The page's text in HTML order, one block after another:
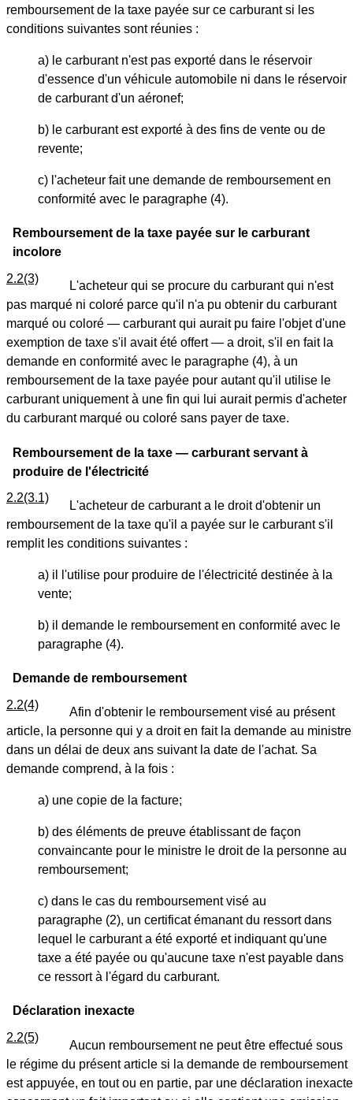
remboursement de la taxe payée sur ce carburant si les
conditions suivantes sont réunies :
a) le carburant n'est pas exporté dans le réservoir
d'essence d'un véhicule automobile ni dans le réservoir
de carburant d'un aéronef;
b) le carburant est exporté à des fins de vente ou de
revente;
c) l'acheteur fait une demande de remboursement en
conformité avec le paragraphe (4).
Remboursement de la taxe payée sur le carburant
incolore
2.2(3)
L'acheteur qui se procure du carburant qui n'est
pas marqué ni coloré parce qu'il n'a pu obtenir du carburant
marqué ou coloré — carburant qui aurait pu faire l'objet d'une
exemption de taxe s'il avait été offert — a droit, s'il en fait la
demande en conformité avec le paragraphe (4), à un
remboursement de la taxe payée pour autant qu'il utilise le
carburant uniquement à une fin qui lui aurait permis d'acheter
du carburant marqué ou coloré sans payer de taxe.
Remboursement de la taxe — carburant servant à
produire de l'électricité
2.2(3.1)
L'acheteur de carburant a le droit d'obtenir un
remboursement de la taxe qu'il a payée sur le carburant s'il
remplit les conditions suivantes :
a) il l'utilise pour produire de l'électricité destinée à la
vente;
b) il demande le remboursement en conformité avec le
paragraphe (4).
Demande de remboursement
2.2(4)
Afin d'obtenir le remboursement visé au présent
article, la personne qui y a droit en fait la demande au ministre
dans un délai de deux ans suivant la date de l'achat. Sa
demande comprend, à la fois :
a) une copie de la facture;
b) des éléments de preuve établissant de façon
convaincante pour le ministre le droit de la personne au
remboursement;
c) dans le cas du remboursement visé au
paragraphe (2), un certificat émanant du ressort dans
lequel le carburant a été exporté et indiquant qu'une
taxe a été payée ou qu'aucune taxe n'est payable dans
ce ressort à l'égard du carburant.
Déclaration inexacte
2.2(5)
Aucun remboursement ne peut être effectué sous
le régime du présent article si la demande de remboursement
est appuyée, en tout ou en partie, par une déclaration inexacte